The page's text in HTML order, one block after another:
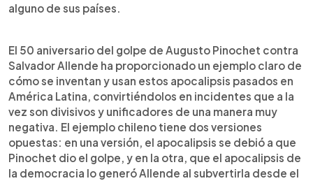
alguno de sus países.
El 50 aniversario del golpe de Augusto Pinochet contra
Salvador Allende ha proporcionado un ejemplo claro de
cómo se inventan y usan estos apocalipsis pasados en
América Latina, convirtiéndolos en incidentes que a la
vez son divisivos y unificadores de una manera muy
negativa. El ejemplo chileno tiene dos versiones
opuestas: en una versión, el apocalipsis se debió a que
Pinochet dio el golpe, y en la otra, que el apocalipsis de
la democracia lo generó Allende al subvertirla desde el